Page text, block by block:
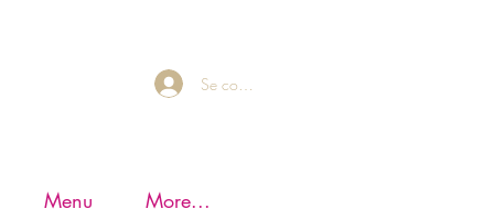
Menu More...
Se connecter